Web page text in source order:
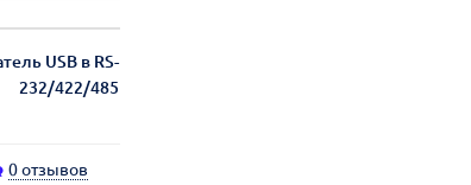
USB в RS-
232/422/485
0 отзывов